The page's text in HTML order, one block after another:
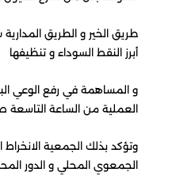
طريق الخير و الطريق
أبرز النقط السوداء و تنظيفها
و المساهمة في رفع الوعي
العملية من الساعة التاسعة
وتؤكد بذلك الجمعية
الجمعوي المحلي و الدور